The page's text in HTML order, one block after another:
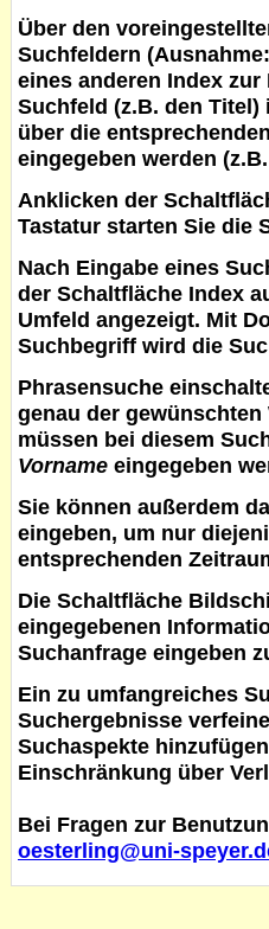
Über den
Suchfeldern
eines anderen Index
Suchfeld (z.B. den
über die
eingegeben werden
Anklicken der
Tastatur starten Sie die
Nach Eingabe eines
der Schaltfläche Index
Umfeld angezeigt. Mit
Suchbegriff wird die
Phrasensuche
genau der
müssen bei diesem
Vorname eingegeben
Sie können außerdem
eingeben, um nur
entsprechenden
Die Schaltfläche
eingegebenen
Suchanfrage eingeben
Ein zu umfangreiches
Suchergebnisse
Suchaspekte
Einschränkung über
Bei Fragen zur
oesterling@uni-